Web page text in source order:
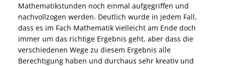
Mathematikstunden noch einmal aufgegriffen und
nachvollzogen werden. Deutlich wurde in jedem Fall,
dass es im Fach Mathematik vielleicht am Ende doch
immer um das richtige Ergebnis geht, aber dass die
verschiedenen Wege zu diesem Ergebnis alle
Berechtigung haben und durchaus sehr kreativ und